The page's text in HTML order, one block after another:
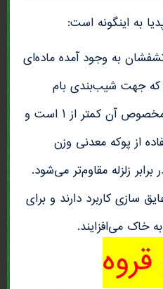
به اینگونه است:
به وجود آمده ماده‌ای
جهت شیب‌بندی بام
ساختمان به کار می‌رود. وزن مخصوص آن کمتر از ۱ است و
از پوکه معدنی وزن
زلزله مقاوم‌تر می‌شود.
سازی کاربرد دارند و برای
خاک می‌افزایند.